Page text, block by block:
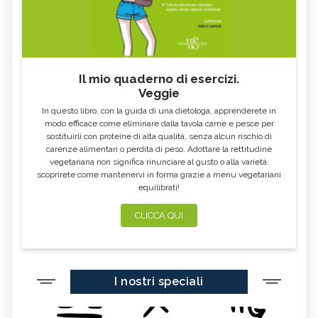
OLIO ESSENZIALE DI MONARDA
OLIO ESSENZIALE DI AJOWAN
OLIO ESSENZIALE DI
CARDAMOMO
OLIO ESSENZIALE DI MANDARINO
OLIO ESSENZIALE DI LINALOE OLIO ESSENZIALE DI LIMETTA
OLIO ESSENZIALE DI VERBENA
OFFICINALIS
OLIO ESSENZIALE DI CIPOLLA OLIO ESSENZIALE DI POMPELMO
OLIO ESSENZIALE DI ISSOPO
OLIO ESSENZIALE DI THUYA
OLIO ESSENZIALE DI CARVI OLIO ESSENZIALE DI SANDALO
Il mio quaderno di esercizi.
Veggie
In questo libro, con la guida di una dietologa, apprenderete in
modo efficace come eliminare dalla tavola carne e pesce per
sostituirli con proteine di alta qualità, senza alcun rischio di
carenze alimentari o perdita di peso. Adottare la rettitudine
vegetariana non significa rinunciare al gusto o alla varietà:
scoprirete come mantenervi in forma grazie a menu vegetariani
equilibrati!
CLICCA QUI
I nostri speciali